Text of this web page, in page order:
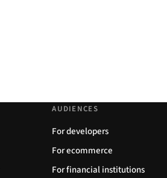
AUDIENCES
For developers
For ecommerce
For financial institutions